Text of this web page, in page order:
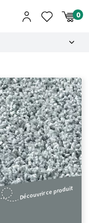
Découvrir ce produit